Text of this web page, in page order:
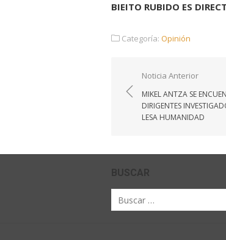
BIEITO RUBIDO ES
Categoría: Opinión
Navegación
de
entradas
Noticia Anterior
MIKEL ANTZA SE
DIRIGENTES
LESA HUMANIDAD
BUSCAR
Buscar
por: